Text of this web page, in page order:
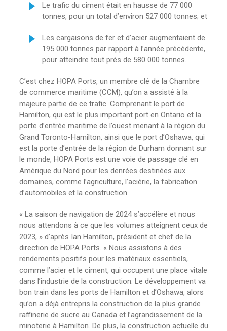
Le trafic du ciment était en hausse de 77 000
tonnes, pour un total d’environ 527 000 tonnes; et
Les cargaisons de fer et d’acier augmentaient de
195 000 tonnes par rapport à l’année précédente,
pour atteindre tout près de 580 000 tonnes.
C’est chez HOPA Ports, un membre clé de la Chambre
de commerce maritime (CCM), qu’on a assisté à la
majeure partie de ce trafic. Comprenant le port de
Hamilton, qui est le plus important port en Ontario et la
porte d’entrée maritime de l’ouest menant à la région du
Grand Toronto-Hamilton, ainsi que le port d’Oshawa, qui
est la porte d’entrée de la région de Durham donnant sur
le monde, HOPA Ports est une voie de passage clé en
Amérique du Nord pour les denrées destinées aux
domaines, comme l’agriculture, l’aciérie, la fabrication
d’automobiles et la construction.
« La saison de navigation de 2024 s’accélère et nous
nous attendons à ce que les volumes atteignent ceux de
2023, » d’après Ian Hamilton, président et chef de la
direction de HOPA Ports. « Nous assistons à des
rendements positifs pour les matériaux essentiels,
comme l’acier et le ciment, qui occupent une place vitale
dans l’industrie de la construction. Le développement va
bon train dans les ports de Hamilton et d’Oshawa, alors
qu’on a déjà entrepris la construction de la plus grande
raffinerie de sucre au Canada et l’agrandissement de la
minoterie à Hamilton. De plus, la construction actuelle du